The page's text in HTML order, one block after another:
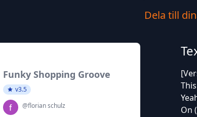
Dela till
Funky Shopping Groove
v3.5
@florian schulz
On